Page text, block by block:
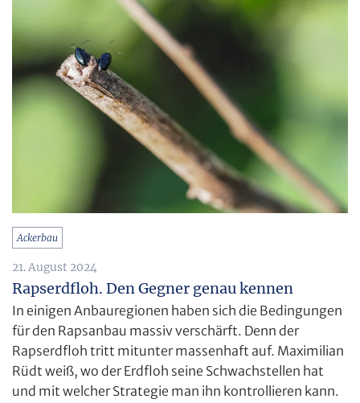
Ackerbau
21. August 2024
Rapserdfloh. Den Gegner genau kennen
In einigen Anbauregionen haben sich die Bedingungen
für den Rapsanbau massiv verschärft. Denn der
Rapserdfloh tritt mitunter massenhaft auf. Maximilian
Rüdt weiß, wo der Erdfloh seine Schwachstellen hat
und mit welcher Strategie man ihn kontrollieren kann.